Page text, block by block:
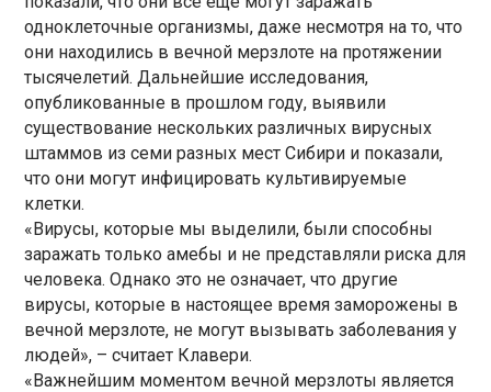
одноклеточные организмы, даже несмотря на то, что
они находились в вечной мерзлоте на протяжении
тысячелетий. Дальнейшие исследования,
опубликованные в прошлом году, выявили
существование нескольких различных вирусных
штаммов из семи разных мест Сибири и показали,
что они могут инфицировать культивируемые
клетки.
«Вирусы, которые мы выделили, были способны
заражать только амебы и не представляли риска для
человека. Однако это не означает, что другие
вирусы, которые в настоящее время заморожены в
вечной мерзлоте, не могут вызывать заболевания у
людей», – считает Клавери.
«Важнейшим моментом вечной мерзлоты является